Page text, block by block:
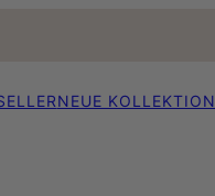
NEUE KOLLEKTION